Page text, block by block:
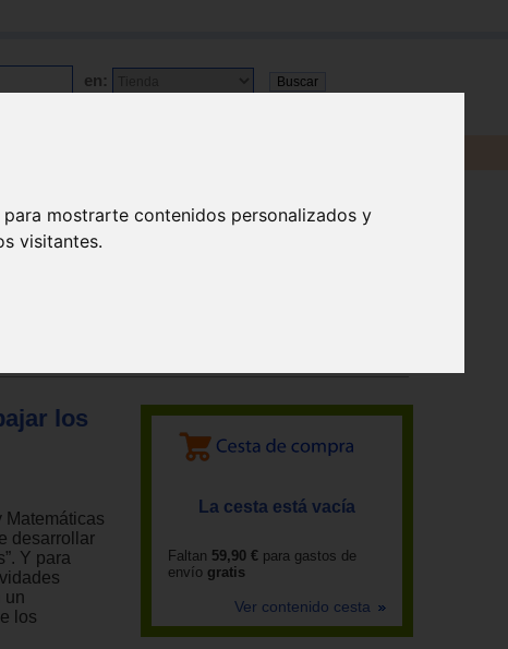
mostrarte contenidos personalizados y
visitantes.
en:
los
desarrollar
Y para
un
los
La cesta está vacía
Faltan 59,90 € para gastos de
envío gratis
Ver contenido cesta